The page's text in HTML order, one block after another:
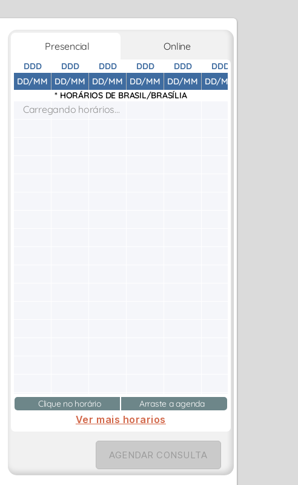
Presencial Online
DDD
DD/MM
DDD
DD/MM
DDD
DD/MM
DDD
DD/MM
DDD
DD/MM
DDD
DD/MM
* HORÁRIOS DE BRASIL/BRASÍLIA
Carregando horários...
Clique no horário Arraste a agenda
Ver mais horarios
AGENDAR CONSULTA